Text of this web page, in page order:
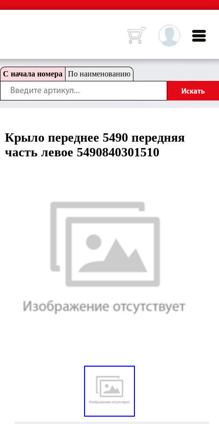
С начала номера По наименованию
Крыло переднее 5490 передняя
часть левое 5490840301510